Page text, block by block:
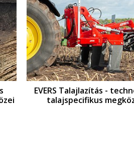
GYOMKEZELÉS -
és talajspecifikus